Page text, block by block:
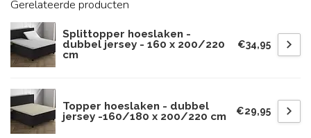
Gerelateerde producten
Splittopper hoeslaken -
dubbel jersey - 160 x 200/220
cm
€34,95
Topper hoeslaken - dubbel
jersey -160/180 x 200/220 cm
€29,95